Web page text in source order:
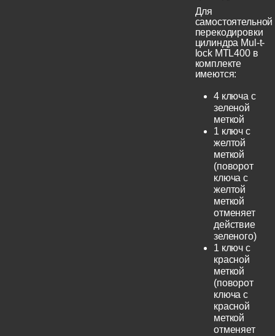
Для
самостоятельной
перекодировки
цилиндра Mul-t-
lock MTL400 в
комплекте
имеются:
4 ключа с
зеленой
меткой
1 ключ с
желтой
меткой
(поворот
ключа с
желтой
меткой
отменяет
действие
зеленого)
1 ключ с
красной
меткой
(поворот
ключа с
красной
меткой
отменяет